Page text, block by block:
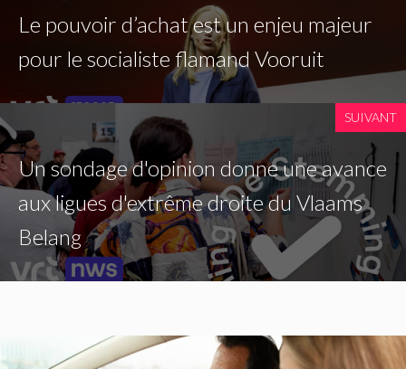
Le pouvoir d’achat est un enjeu majeur
pour le socialiste flamand Vooruit
SUIVANT
Un sondage d'opinion donne une avance
aux ligues d'extrême droite du Vlaams
Belang